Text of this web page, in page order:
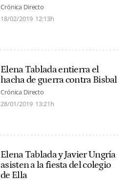
Crónica Directo
18/02/2019 12:13h
Elena Tablada entierra el
hacha de guerra contra Bisbal
Crónica Directo
28/01/2019 13:21h
Elena Tablada y Javier Ungría
asisten a la fiesta del colegio
de Ella